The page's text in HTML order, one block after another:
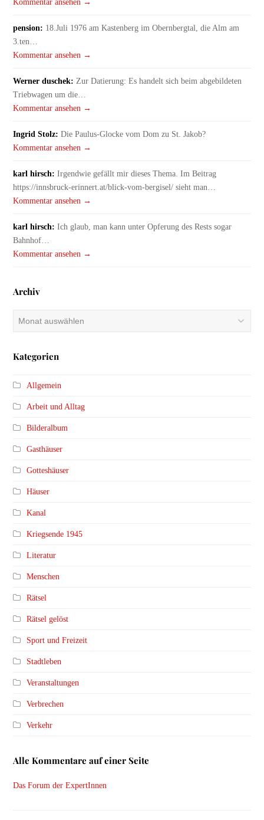
Kommentar ansehen →
pension: 18.Juli 1976 am Kastenberg im Obernbergtal, die Alm am
3.ten…
Kommentar ansehen →
Werner duschek: Zur Datierung: Es handelt sich beim abgebildeten
Triebwagen um die…
Kommentar ansehen →
Ingrid Stolz: Die Paulus-Glocke vom Dom zu St. Jakob?
Kommentar ansehen →
karl hirsch: Irgendwie gefällt mir dieses Thema. Im Beitrag
https://innsbruck-erinnert.at/blick-vom-bergisel/ sieht man…
Kommentar ansehen →
karl hirsch: Ich glaub, man kann unter Opferung des Rests sogar
Bahnhof…
Kommentar ansehen →
Archiv
Archiv
Kategorien
Allgemein
Arbeit und Alltag
Bilderalbum
Gasthäuser
Gotteshäuser
Häuser
Kanal
Kriegsende 1945
Literatur
Menschen
Rätsel
Rätsel gelöst
Sport und Freizeit
Stadtleben
Veranstaltungen
Verbrechen
Verkehr
Alle Kommentare auf einer Seite
Das Forum der ExpertInnen